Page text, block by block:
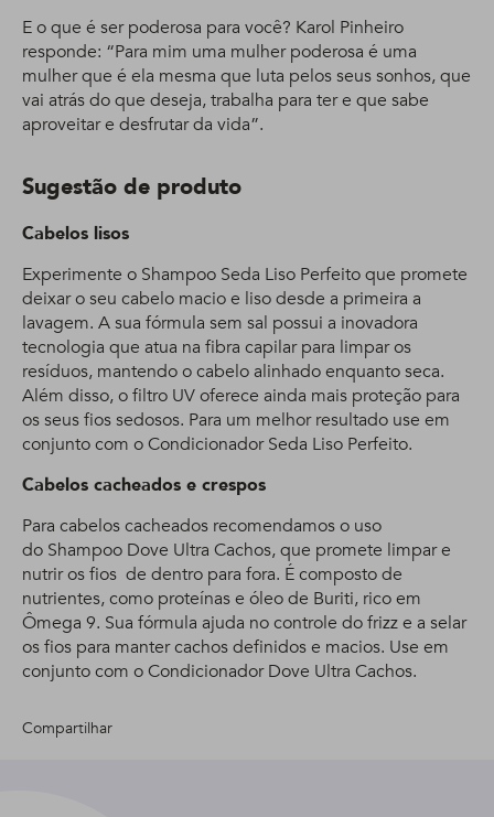
E o que é ser poderosa para você? Karol Pinheiro
responde: “Para mim uma mulher poderosa é uma
mulher que é ela mesma que luta pelos seus sonhos, que
vai atrás do que deseja, trabalha para ter e que sabe
aproveitar e desfrutar da vida”.
Sugestão de produto
Cabelos lisos
Experimente o Shampoo Seda Liso Perfeito que promete
deixar o seu cabelo macio e liso desde a primeira a
lavagem. A sua fórmula sem sal possui a inovadora
tecnologia que atua na fibra capilar para limpar os
resíduos, mantendo o cabelo alinhado enquanto seca.
Além disso, o filtro UV oferece ainda mais proteção para
os seus fios sedosos. Para um melhor resultado use em
conjunto com o Condicionador Seda Liso Perfeito.
Cabelos cacheados e crespos
Para cabelos cacheados recomendamos o uso
do Shampoo Dove Ultra Cachos, que promete limpar e
nutrir os fios de dentro para fora. É composto de
nutrientes, como proteínas e óleo de Buriti, rico em
Ômega 9. Sua fórmula ajuda no controle do frizz e a selar
os fios para manter cachos definidos e macios. Use em
conjunto com o Condicionador Dove Ultra Cachos.
Compartilhar